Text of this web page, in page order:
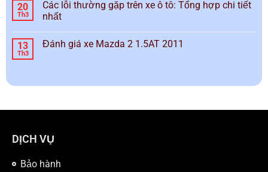
20
Th3
Các lỗi thường gặp trên xe ô tô: Tổng hợp chi tiết
nhất
13
Th3
Đánh giá xe Mazda 2 1.5AT 2011
DỊCH VỤ
Bảo hành